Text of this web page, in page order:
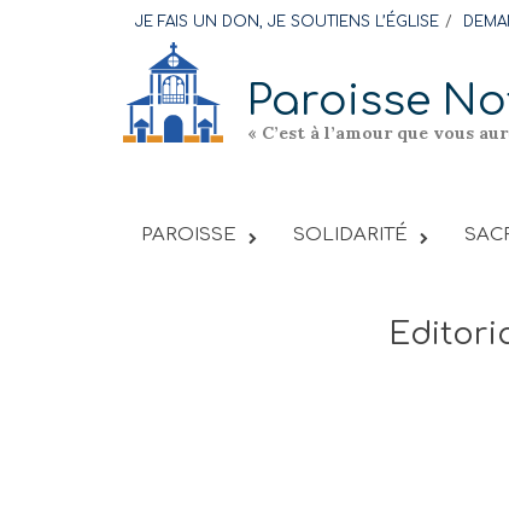
content
JE FAIS UN DON, JE SOUTIENS L’ÉGLISE
Paroisse
« C’est à l’amour que vous
PAROISSE SOLIDARITÉ